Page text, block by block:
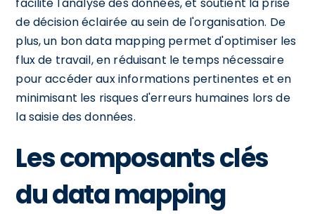
de décision éclairée au sein de l'organisation. De
plus, un bon data mapping permet d'optimiser les
flux de travail, en réduisant le temps nécessaire
pour accéder aux informations pertinentes et en
minimisant les risques d'erreurs humaines lors de
la saisie des données.
Les composants clés
du data mapping